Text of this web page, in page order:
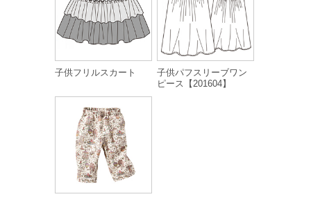
子供フリルスカート
子供パフスリーブワン
ピース【201604】